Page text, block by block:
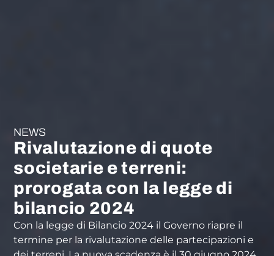
NEWS
Rivalutazione di quote
societarie e terreni:
prorogata con la legge di
bilancio 2024
Con la legge di Bilancio 2024 il Governo riapre il
termine per la rivalutazione delle partecipazioni e